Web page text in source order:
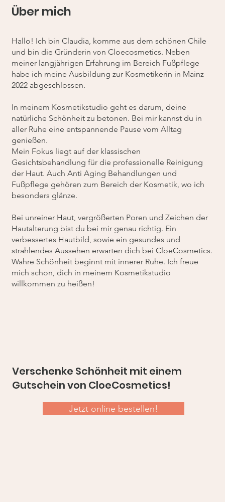
Über mich
Hallo! Ich bin Claudia, komme aus dem schönen Chile
und bin die Gründerin von Cloecosmetics. Neben
meiner langjährigen Erfahrung im Bereich Fußpflege
habe ich meine Ausbildung zur Kosmetikerin in Mainz
2022 abgeschlossen.
In meinem Kosmetikstudio geht es darum, deine
natürliche Schönheit zu betonen. Bei mir kannst du in
aller Ruhe eine entspannende Pause vom Alltag
genießen.
Mein Fokus liegt auf der klassischen
Gesichtsbehandlung für die professionelle Reinigung
der Haut. Auch Anti Aging Behandlungen und
Fußpflege gehören zum Bereich der Kosmetik, wo ich
besonders glänze.
Bei unreiner Haut, vergrößerten Poren und Zeichen der
Hautalterung bist du bei mir genau richtig. Ein
verbessertes Hautbild, sowie ein gesundes und
strahlendes Aussehen erwarten dich bei CloeCosmetics.
Wahre Schönheit beginnt mit innerer Ruhe. Ich freue
mich schon, dich in meinem Kosmetikstudio
willkommen zu heißen!
Verschenke Schönheit mit einem
Gutschein von CloeCosmetics!
Jetzt online bestellen!